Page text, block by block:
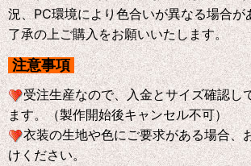
況、PC環境により色合いが異なる場合が
了承の上ご購入をお願いいたします。
注意事項
受注生産なので、入金とサイズ確認し
ます。（製作開始後キャンセル不可）
衣装の生地や色にご要求がある場合、
けください。